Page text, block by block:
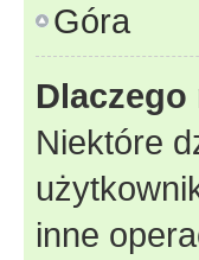
Góra
Dlaczego
Niektóre
inne